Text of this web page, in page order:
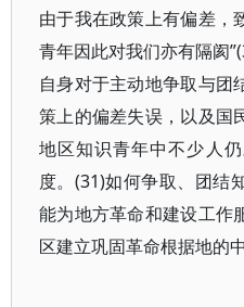
由于我在政策上有偏差，
青年因此对我们亦有隔阂
自身对于主动地争取与团
策上的偏差失误，以及国
地区知识青年中不少人
度。(31)如何争取、团结
能为地方革命和建设工作
区建立巩固革命根据地的